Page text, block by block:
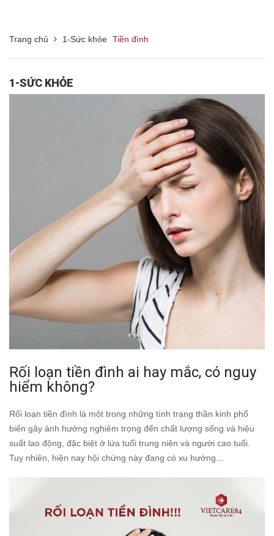
Trang chủ 1-Sức khỏe Tiền đình
1-SỨC KHỎE
Rối loạn tiền đình ai hay mắc, có nguy
hiểm không?
Rối loạn tiền đình là một trong những tình trạng thần kinh phổ
biến gây ảnh hưởng nghiêm trọng đến chất lượng sống và hiệu
suất lao động, đặc biệt ở lứa tuổi trung niên và người cao tuổi.
Tuy nhiên, hiện nay hội chứng này đang có xu hướng...